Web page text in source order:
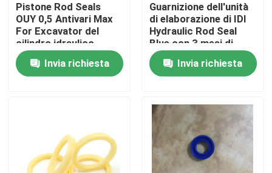
Controllo di qualità
Contattici
Corredo idraulico della guarnizione dell'interruttore
Pistone Rod Seals
OUY 0,5 Antivari Max
For Excavator del
cilindro idraulico
Invia richiesta
Guarnizione dell'unità
di elaborazione di IDI
Hydraulic Rod Seal
Blue con 3 mesi di
garanzia
Invia richiesta